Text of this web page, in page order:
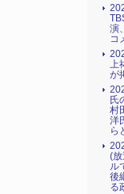
演
コ
上
が
氏
村
洋
ら
(
ル
後
る